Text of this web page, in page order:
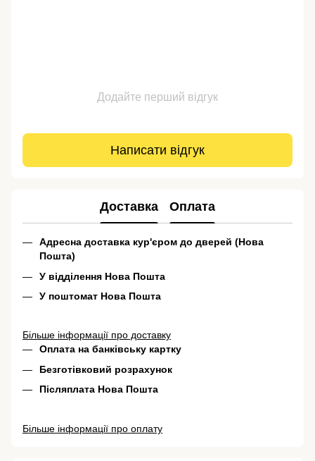
Додайте перший відгук
Написати відгук
Доставка Оплата
Адресна доставка кур'єром до дверей (Нова
Пошта)
У відділення Нова Пошта
У поштомат Нова Пошта
Більше інформації про доставку
Оплата на банківську картку
Безготівковий розрахунок
Післяплата Нова Пошта
Більше інформації про оплату